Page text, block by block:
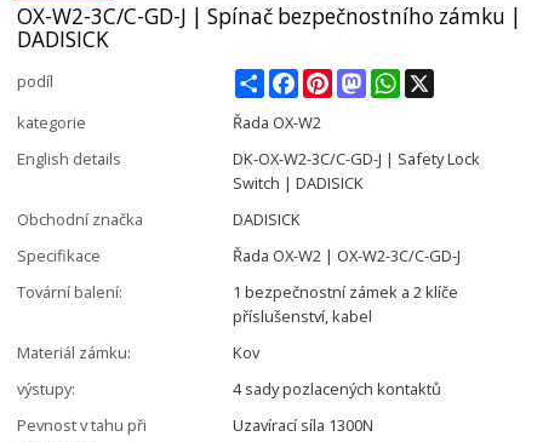
OX-W2-3C/C-GD-J | Spínač bezpečnostního zámku |
DADISICK
podíl ShareFacebookPinterestMastodonWhatsApp
kategorie
Řada OX-W2
English details
DK-OX-W2-3C/C-GD-J | Safety Lock
Switch | DADISICK
Obchodní značka
DADISICK
Specifikace
Řada OX-W2 | OX-W2-3C/C-GD-J
Tovární balení:
1 bezpečnostní zámek a 2 klíče
příslušenství, kabel
Materiál zámku:
Kov
výstupy:
4 sady pozlacených kontaktů
Pevnost v tahu při
Uzavírací síla 1300N